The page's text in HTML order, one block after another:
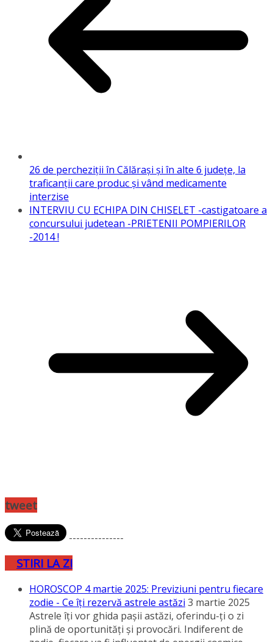
26 de percheziţii în Călăraşi şi în alte 6 judeţe, la
traficanţii care produc şi vând medicamente
interzise
INTERVIU CU ECHIPA DIN CHISELET -castigatoare a
concursului judetean -PRIETENII POMPIERILOR
-2014 !
tweet
---------------
STIRI LA ZI
HOROSCOP 4 martie 2025: Previziuni pentru fiecare
zodie - Ce îţi rezervă astrele astăzi 3 martie 2025
Astrele îţi vor ghida paşii astăzi, oferindu-ţi o zi
plină de oportunităţi şi provocări. Indiferent de